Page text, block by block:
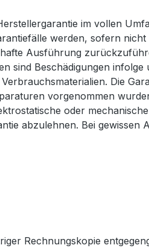
im vollen
werden, sofern
Ausführung
sind Beschädigungen infolge
Die
vorgenommen
oder
abzulehnen. Bei gewissen
Rechnungskopie